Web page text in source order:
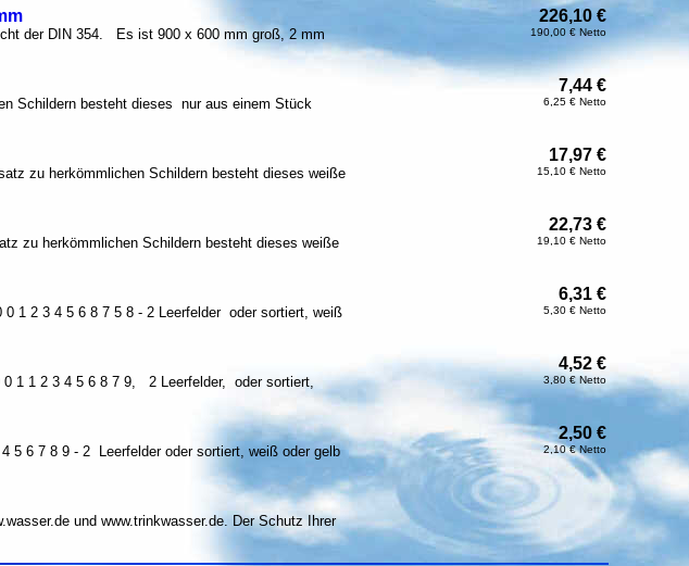
der DIN 354. Es ist 900 x 600 mm groß, 2 mm
226,10 €
190,00 € Netto
Schildern besteht dieses nur aus einem Stück
7,44 €
6,25 € Netto
zu herkömmlichen Schildern besteht dieses weiße
17,97 €
15,10 € Netto
zu herkömmlichen Schildern besteht dieses weiße
22,73 €
19,10 € Netto
1 2 3 4 5 6 8 7 5 8 - 2 Leerfelder oder sortiert, weiß
6,31 €
5,30 € Netto
0 1 1 2 3 4 5 6 8 7 9, 2 Leerfelder, oder sortiert,
4,52 €
3,80 € Netto
5 6 7 8 9 - 2 Leerfelder oder sortiert, weiß oder gelb
2,50 €
2,10 € Netto
und www.trinkwasser.de. Der Schutz Ihrer